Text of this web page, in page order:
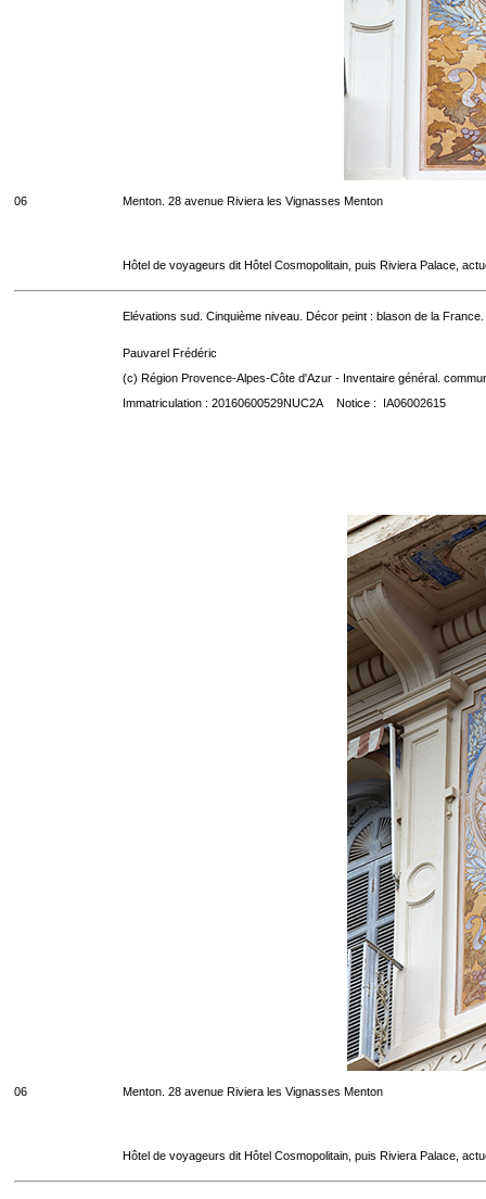
06 Menton. 28 avenue Riviera les Vignasses Menton
Hôtel de voyageurs dit Hôtel Cosmopolitain, puis Riviera Palace,
Elévations sud. Cinquième niveau. Décor peint : blason de la France.
Pauvarel Frédéric
(c) Région Provence-Alpes-Côte d'Azur - Inventaire général.
Immatriculation : 20160600529NUC2A Notice : IA06002615
06 Menton. 28 avenue Riviera les Vignasses Menton
Hôtel de voyageurs dit Hôtel Cosmopolitain, puis Riviera Palace,